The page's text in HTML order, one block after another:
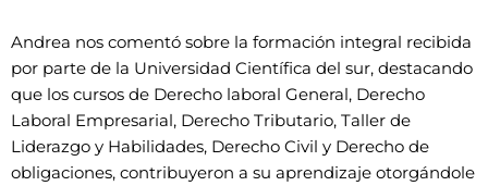
Andrea nos comentó sobre la formación integral recibida
por parte de la Universidad Científica del sur, destacando
que los cursos de Derecho laboral General, Derecho
Laboral Empresarial, Derecho Tributario, Taller de
Liderazgo y Habilidades, Derecho Civil y Derecho de
obligaciones, contribuyeron a su aprendizaje otorgándole